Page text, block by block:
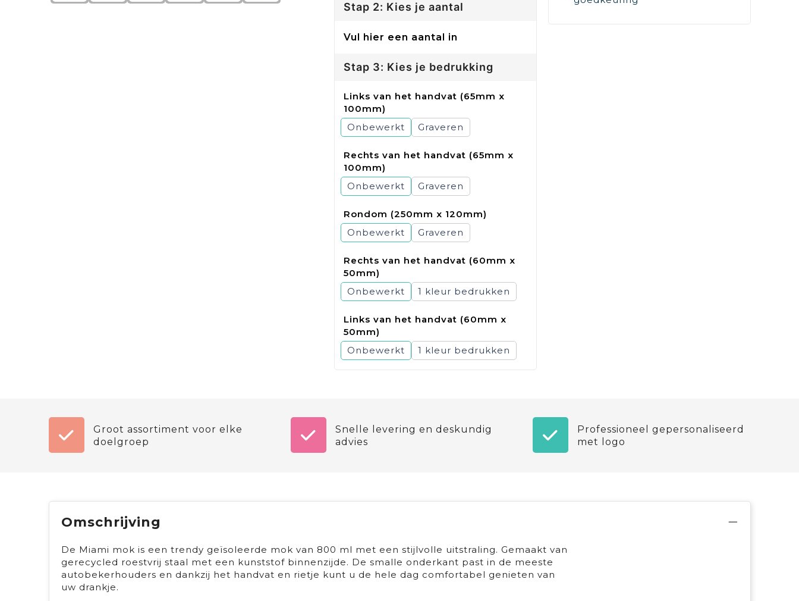
Stap 2: Kies je aantal
Vul hier een aantal in
Stap 3: Kies je bedrukking
Links van het handvat (65mm x
100mm)
Onbewerkt
Graveren
Rechts van het handvat (65mm x
100mm)
Onbewerkt
Graveren
Rondom (250mm x 120mm)
Onbewerkt
Graveren
Rechts van het handvat (60mm x
50mm)
Onbewerkt
1
Links van het handvat (60mm x
50mm)
Onbewerkt
1
Groot assortiment voor elke
doelgroep
Snelle levering en deskundig
advies
Professioneel gepersonaliseerd
met logo
Omschrijving
De Miami mok is een trendy geïsoleerde mok van 800 ml met een stijlvolle uitstraling. Gemaakt van
gerecycled roestvrij staal met een kunststof binnenzijde. De smalle onderkant past in de meeste
autobekerhouders en dankzij het handvat en rietje kunt u de hele dag comfortabel genieten van
uw drankje.